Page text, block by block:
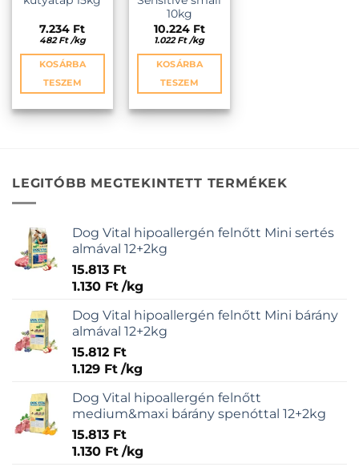
7.234 Ft
482Ft /kg
KOSÁRBA
TESZEM
10kg
10.224 Ft
1.022Ft /kg
KOSÁRBA
TESZEM
LEGITÓBB MEGTEKINTETT TERMÉKEK
Dog Vital hipoallergén felnőtt Mini sertés
almával 12+2kg
15.813 Ft
1.130 Ft /kg
Dog Vital hipoallergén felnőtt Mini bárány
almával 12+2kg
15.812 Ft
1.129 Ft /kg
Dog Vital hipoallergén felnőtt
medium&maxi bárány spenóttal 12+2kg
15.813 Ft
1.130 Ft /kg